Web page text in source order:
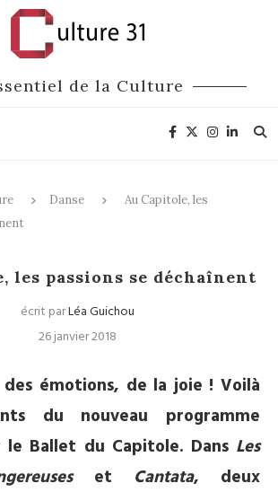
de la Culture
Danse
Au Capitole, les
les passions se déchaînent
écrit parLéa Guichou
26 janvier 2018
des émotions, de la joie ! Voilà
du nouveau programme
Ballet du Capitole. Dans Les
et Cantata, deux